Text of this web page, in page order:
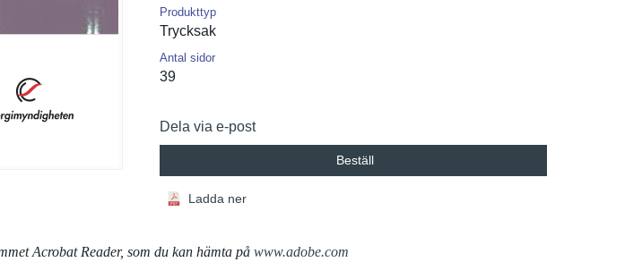
Produkttyp
Trycksak
Antal sidor
39
Dela via e-post
Beställ
Ladda ner
Acrobat Reader, som du kan hämta på www.adobe.com